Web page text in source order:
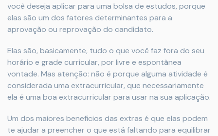
você deseja aplicar para uma bolsa de estudos, porque
elas são um dos fatores determinantes para a
aprovação ou reprovação do candidato.
Elas são, basicamente, tudo o que você faz fora do seu
horário e grade curricular, por livre e espontânea
vontade. Mas atenção: não é porque alguma atividade é
considerada uma extracurricular, que necessariamente
ela é uma boa extracurricular para usar na sua aplicação.
Um dos maiores benefícios das extras é que elas podem
te ajudar a preencher o que está faltando para equilibrar